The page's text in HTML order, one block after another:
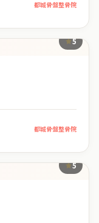
都城骨盤整骨院
5
都城骨盤整骨院
5